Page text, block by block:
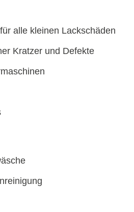
alle kleinen Lackschäden
Kratzer und Defekte